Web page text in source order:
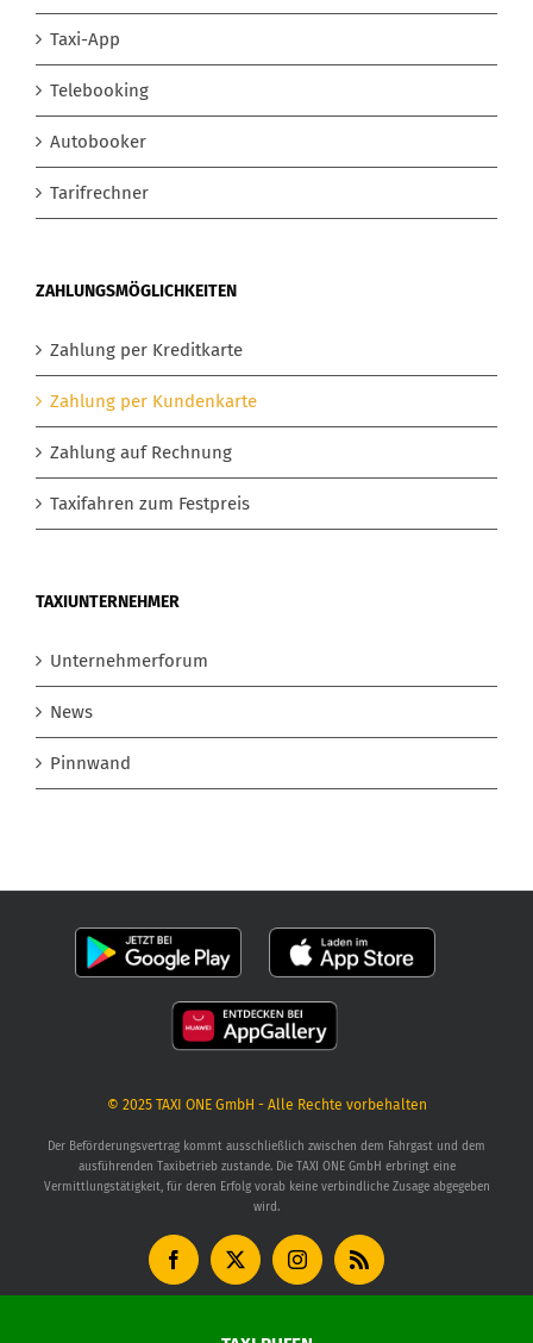
Taxi-App
Telebooking
Autobooker
Tarifrechner
ZAHLUNGSMÖGLICHKEITEN
Zahlung per Kreditkarte
Zahlung per Kundenkarte
Zahlung auf Rechnung
Taxifahren zum Festpreis
TAXIUNTERNEHMER
Unternehmerforum
News
Pinnwand
© 2025 TAXI ONE GmbH - Alle Rechte vorbehalten
Der Beförderungsvertrag kommt ausschließlich zwischen dem Fahrgast und dem
ausführenden Taxibetrieb zustande. Die TAXI ONE GmbH erbringt eine
Vermittlungstätigkeit, für deren Erfolg vorab keine verbindliche Zusage abgegeben
wird.
Facebook
X InstagramRss